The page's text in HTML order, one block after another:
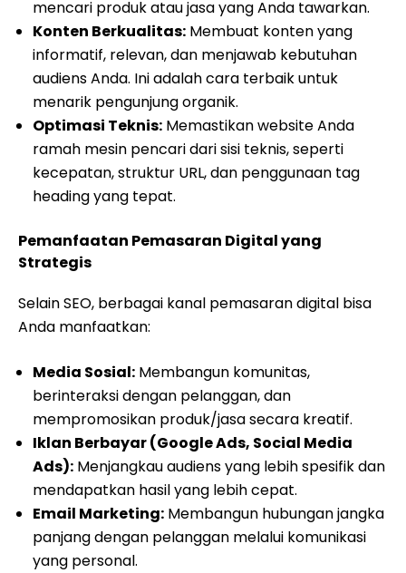
mencari produk atau jasa yang Anda tawarkan.
Konten Berkualitas: Membuat konten yang
informatif, relevan, dan menjawab kebutuhan
audiens Anda. Ini adalah cara terbaik untuk
menarik pengunjung organik.
Optimasi Teknis: Memastikan website Anda
ramah mesin pencari dari sisi teknis, seperti
kecepatan, struktur URL, dan penggunaan tag
heading yang tepat.
Pemanfaatan Pemasaran Digital yang
Strategis
Selain SEO, berbagai kanal pemasaran digital bisa
Anda manfaatkan:
Media Sosial: Membangun komunitas,
berinteraksi dengan pelanggan, dan
mempromosikan produk/jasa secara kreatif.
Iklan Berbayar (Google Ads, Social Media
Ads): Menjangkau audiens yang lebih spesifik dan
mendapatkan hasil yang lebih cepat.
Email Marketing: Membangun hubungan jangka
panjang dengan pelanggan melalui komunikasi
yang personal.